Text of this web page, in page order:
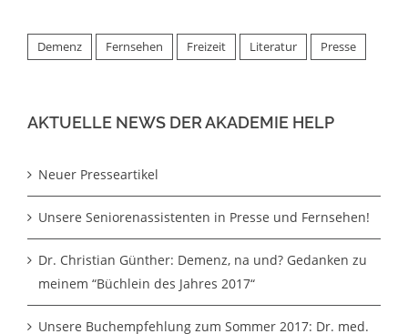
Demenz Fernsehen Freizeit Literatur Presse
AKTUELLE NEWS DER AKADEMIE HELP
Neuer Presseartikel
Unsere Seniorenassistenten in Presse und Fernsehen!
Dr. Christian Günther: Demenz, na und? Gedanken zu
meinem “Büchlein des Jahres 2017“
Unsere Buchempfehlung zum Sommer 2017: Dr. med.